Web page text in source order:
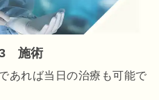
施術
あれば当日の治療も可能で